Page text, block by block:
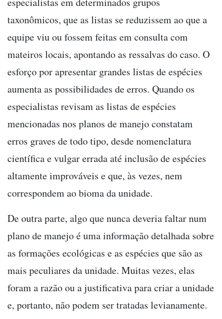
taxonômicos, que as listas se reduzissem ao que a
equipe viu ou fossem feitas em consulta com
mateiros locais, apontando as ressalvas do caso. O
esforço por apresentar grandes listas de espécies
aumenta as possibilidades de erros. Quando os
especialistas revisam as listas de espécies
mencionadas nos planos de manejo constatam
erros graves de todo tipo, desde nomenclatura
científica e vulgar errada até inclusão de espécies
altamente improváveis e que, às vezes, nem
correspondem ao bioma da unidade.
De outra parte, algo que nunca deveria faltar num
plano de manejo é uma informação detalhada sobre
as formações ecológicas e as espécies que são as
mais peculiares da unidade. Muitas vezes, elas
foram a razão ou a justificativa para criar a unidade
e, portanto, não podem ser tratadas levianamente.